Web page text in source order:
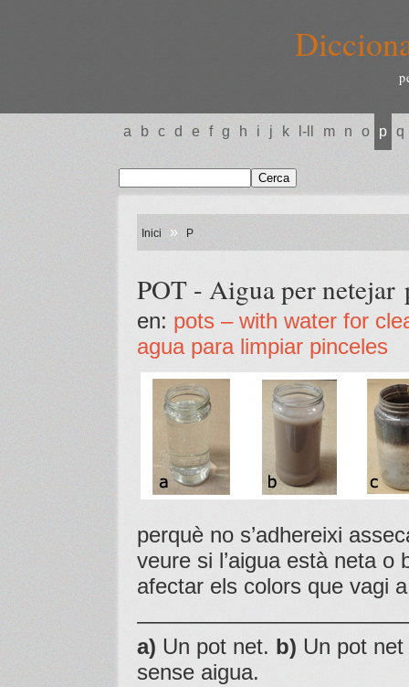
a b c d e f g h i j k l-ll m n o p q
Inici » P
POT - Aigua per netejar
en: pots – with water for
agua para limpiar pinceles
perquè no s’adhereixi
veure si l’aigua està neta o
afectar els colors que vagi
a) Un pot net. b) Un pot
sense aigua.